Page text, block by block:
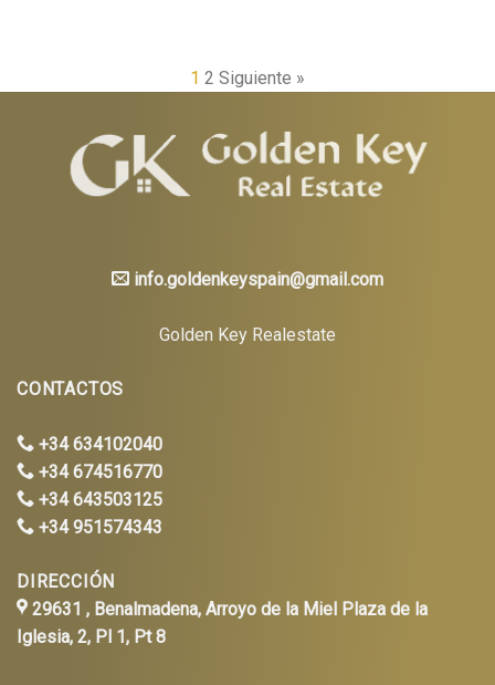
1 2 Siguiente »
info.goldenkeyspain@gmail.com
Golden Key Realestate
CONTACTOS
+34 634102040
+34 674516770
+34 643503125
+34 951574343
DIRECCIÓN
29631 , Benalmadena, Arroyo de la Miel Plaza de la
Iglesia, 2, Pl 1, Pt 8